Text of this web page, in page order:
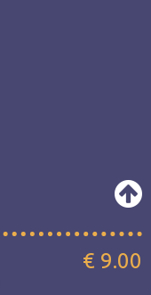
€ 9.00